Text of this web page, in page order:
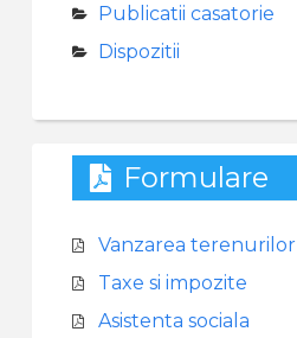
Publicatii casatorie
Dispozitii
Formulare
Vanzarea terenurilor
Taxe si impozite
Asistenta sociala